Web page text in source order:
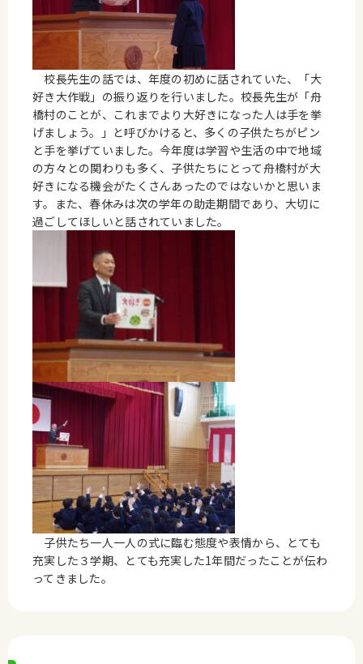
校長先生の話では、年度の初めに話されていた、「大
好き大作戦」の振り返りを行いました。校長先生が「舟
橋村のことが、これまでより大好きになった人は手を挙
げましょう。」と呼びかけると、多くの子供たちがピン
と手を挙げていました。今年度は学習や生活の中で地域
の方々との関わりも多く、子供たちにとって舟橋村が大
好きになる機会がたくさんあったのではないかと思いま
す。また、春休みは次の学年の助走期間であり、大切に
過ごしてほしいと話されていました。
子供たち一人一人の式に臨む態度や表情から、とても
充実した３学期、とても充実した1年間だったことが伝わ
ってきました。